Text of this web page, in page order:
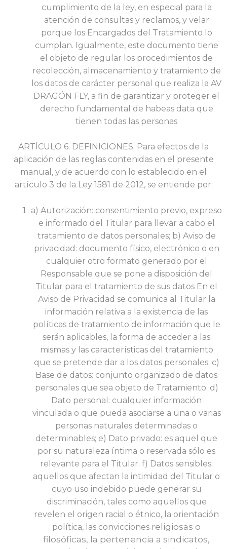
cumplimiento de la ley, en especial para la
atención de consultas y reclamos, y velar
porque los Encargados del Tratamiento lo
cumplan. Igualmente, este documento tiene
el objeto de regular los procedimientos de
recolección, almacenamiento y tratamiento de
los datos de carácter personal que realiza la AV
DRAGÓN FLY, a fin de garantizar y proteger el
derecho fundamental de habeas data que
tienen todas las personas
ARTÍCULO 6. DEFINICIONES. Para efectos de la
aplicación de las reglas contenidas en el presente
manual, y de acuerdo con lo establecido en el
artículo 3 de la Ley 1581 de 2012, se entiende por:
a) Autorización: consentimiento previo, expreso
e informado del Titular para llevar a cabo el
tratamiento de datos personales; b) Aviso de
privacidad: documento físico, electrónico o en
cualquier otro formato generado por el
Responsable que se pone a disposición del
Titular para el tratamiento de sus datos En el
Aviso de Privacidad se comunica al Titular la
información relativa a la existencia de las
políticas de tratamiento de información que le
serán aplicables, la forma de acceder a las
mismas y las características del tratamiento
que se pretende dar a los datos personales; c)
Base de datos: conjunto organizado de datos
personales que sea objeto de Tratamiento; d)
Dato personal: cualquier información
vinculada o que pueda asociarse a una o varias
personas naturales determinadas o
determinables; e) Dato privado: es aquel que
por su naturaleza íntima o reservada sólo es
relevante para el Titular. f) Datos sensibles:
aquellos que afectan la intimidad del Titular o
cuyo uso indebido puede generar su
discriminación, tales como aquellos que
revelen el origen racial o étnico, la orientación
política, las convicciones religiosas o
filosóficas, la pertenencia a sindicatos,